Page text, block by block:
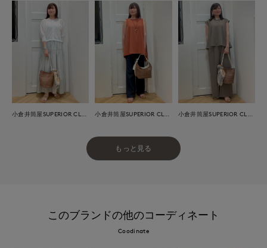
もっと見る
このブランドの他のコーディネート
Coodinate